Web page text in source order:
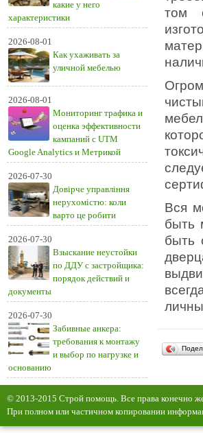
какие у него
характеристики
2026-08-01
Как ухаживать за
уличной мебелью
2026-08-01
Мониторинг трафика и
оценка эффективности
кампаний с UTM
Google Analytics и Метрикой
2026-07-30
Довірче управління
нерухомістю: коли
варто це робити
2026-07-30
Взыскание неустойки
по ДДУ с застройщика:
порядок действий и
документы
2026-07-30
Забивные анкера:
требования к монтажу
и выбор по нагрузке и
основанию
том
Вся
быть
быть
© 2013-2015 Строй помощь. Все права конечно
При полном или частичном копировании